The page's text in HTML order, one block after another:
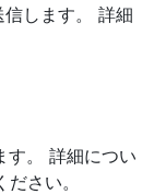
します。 詳細
す。 詳細につい
さい。